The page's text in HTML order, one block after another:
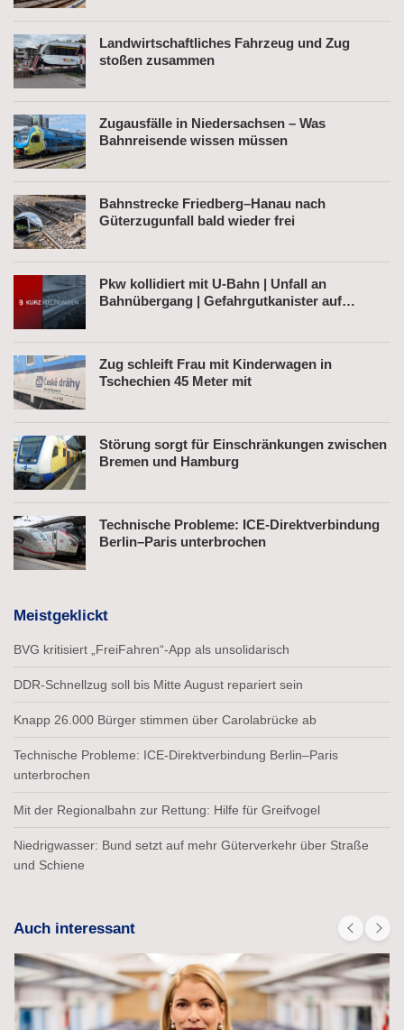
Landwirtschaftliches Fahrzeug und Zug
stoßen zusammen
Zugausfälle in Niedersachsen – Was
Bahnreisende wissen müssen
Bahnstrecke Friedberg–Hanau nach
Güterzugunfall bald wieder frei
Pkw kollidiert mit U-Bahn | Unfall an
Bahnübergang | Gefahrgutkanister auf
Zug schleift Frau mit Kinderwagen in
Tschechien 45 Meter mit
Störung sorgt für Einschränkungen zwischen
Bremen und Hamburg
Technische Probleme: ICE-Direktverbindung
Berlin–Paris unterbrochen
Meistgeklickt
BVG kritisiert „FreiFahren“-App als unsolidarisch
DDR-Schnellzug soll bis Mitte August repariert sein
Knapp 26.000 Bürger stimmen über Carolabrücke ab
Technische Probleme: ICE-Direktverbindung Berlin–Paris
unterbrochen
Mit der Regionalbahn zur Rettung: Hilfe für Greifvogel
Niedrigwasser: Bund setzt auf mehr Güterverkehr über Straße
und Schiene
Auch interessant